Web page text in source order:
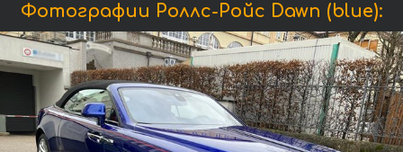
Фотографии Роллс-Ройс Dawn (blue):